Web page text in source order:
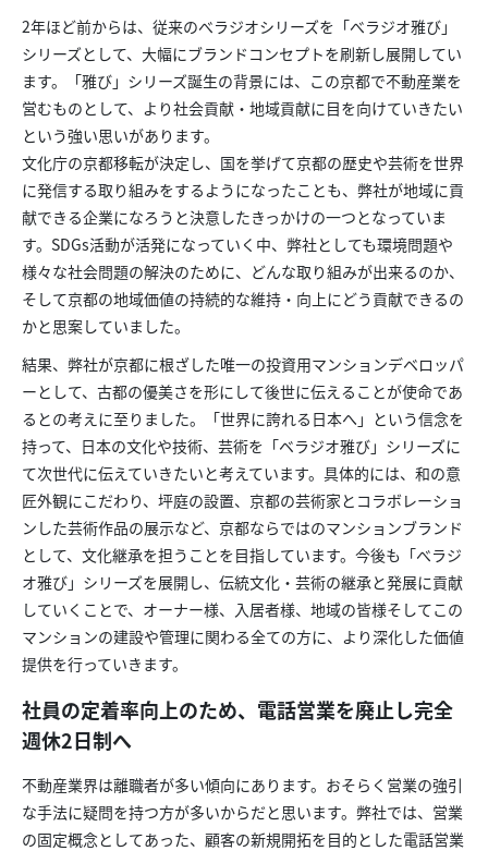
2年ほど前からは、従来のべラジオシリーズを「べラジオ雅び」
シリーズとして、大幅にブランドコンセプトを刷新し展開してい
ます。「雅び」シリーズ誕生の背景には、この京都で不動産業を
営むものとして、より社会貢献・地域貢献に目を向けていきたい
という強い思いがあります。
文化庁の京都移転が決定し、国を挙げて京都の歴史や芸術を世界
に発信する取り組みをするようになったことも、弊社が地域に貢
献できる企業になろうと決意したきっかけの一つとなっていま
す。SDGs活動が活発になっていく中、弊社としても環境問題や
様々な社会問題の解決のために、どんな取り組みが出来るのか、
そして京都の地域価値の持続的な維持・向上にどう貢献できるの
かと思案していました。
結果、弊社が京都に根ざした唯一の投資用マンションデベロッパ
ーとして、古都の優美さを形にして後世に伝えることが使命であ
るとの考えに至りました。「世界に誇れる日本へ」という信念を
持って、日本の文化や技術、芸術を「ベラジオ雅び」シリーズに
て次世代に伝えていきたいと考えています。具体的には、和の意
匠外観にこだわり、坪庭の設置、京都の芸術家とコラボレーショ
ンした芸術作品の展示など、京都ならではのマンションブランド
として、文化継承を担うことを目指しています。今後も「べラジ
オ雅び」シリーズを展開し、伝統文化・芸術の継承と発展に貢献
していくことで、オーナー様、入居者様、地域の皆様そしてこの
マンションの建設や管理に関わる全ての方に、より深化した価値
提供を行っていきます。
社員の定着率向上のため、電話営業を廃止し完全
週休2日制へ
不動産業界は離職者が多い傾向にあります。おそらく営業の強引
な手法に疑問を持つ方が多いからだと思います。弊社では、営業
の固定概念としてあった、顧客の新規開拓を目的とした電話営業